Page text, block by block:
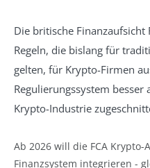
Die britische Finanzaufsicht
Regeln, die bislang für
gelten, für Krypto-Firmen
Regulierungssystem
Krypto-Industrie
Ab 2026 will die FCA
Finanzsystem integrieren -